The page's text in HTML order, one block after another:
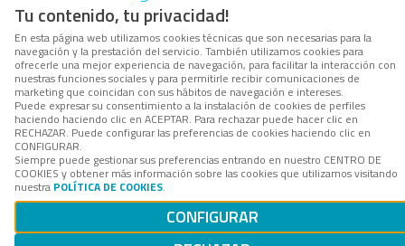
Tu contenido, tu privacidad!
En esta página web utilizamos cookies técnicas que son necesarias para la
navegación y la prestación del servicio. También utilizamos cookies para
ofrecerle una mejor experiencia de navegación, para facilitar la interacción con
nuestras funciones sociales y para permitirle recibir comunicaciones de
marketing que coincidan con sus hábitos de navegación e intereses.
Puede expresar su consentimiento a la instalación de cookies de perfiles
haciendo haciendo clic en ACEPTAR. Para rechazar puede hacer clic en
RECHAZAR. Puede configurar las preferencias de cookies haciendo clic en
CONFIGURAR.
Siempre puede gestionar sus preferencias entrando en nuestro CENTRO DE
COOKIES y obtener más información sobre las cookies que utilizamos visitando
nuestra POLÍTICA DE COOKIES.
CONFIGURAR